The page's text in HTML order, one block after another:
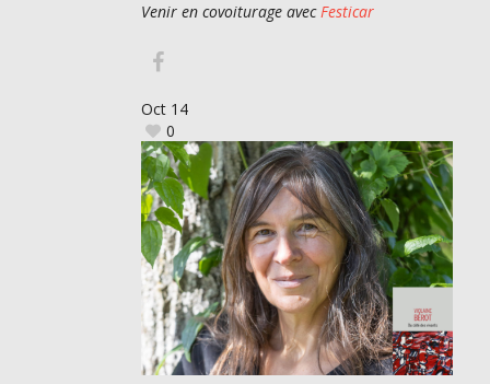
Venir en covoiturage avecFesticar
Oct 14
0